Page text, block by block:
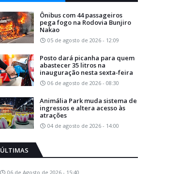
SEMANA
Ônibus com 44 passageiros
pega fogo na Rodovia Bunjiro
Nakao
05 de agosto de 2026 - 12:09
Posto dará picanha para quem
abastecer 35 litros na
inauguração nesta sexta-feira
06 de agosto de 2026 - 08:30
Animália Park muda sistema de
ingressos e altera acesso às
atrações
04 de agosto de 2026 - 14:00
ÚLTIMAS
06 de Agosto de 2026 - 15:40